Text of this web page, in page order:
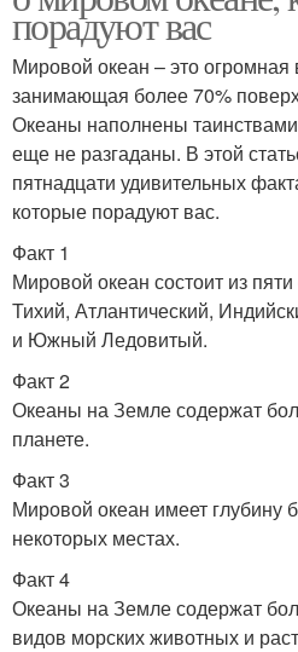
порадуют вас
Мировой океан – это огромная
занимающая более 70%
Океаны наполнены
еще не разгаданы. В этой
пятнадцати удивительных
которые порадуют вас.
Факт 1
Мировой океан состоит из
Тихий, Атлантический,
и Южный Ледовитый.
Факт 2
Океаны на Земле содержат
планете.
Факт 3
Мировой океан имеет глубину
некоторых местах.
Факт 4
Океаны на Земле содержат
видов морских животных и